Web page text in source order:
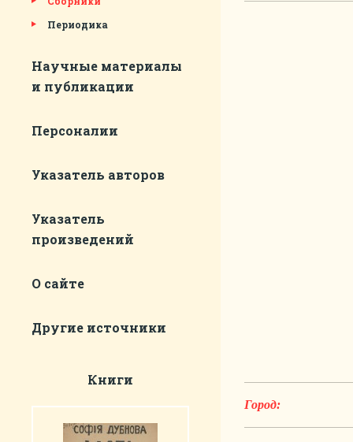
Периодика
Научные материалы
и публикации
Персоналии
Указатель авторов
Указатель
произведений
О сайте
Другие источники
Книги
Город: